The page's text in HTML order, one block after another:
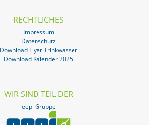
RECHTLICHES
Impressum
Datenschutz
Download Flyer Trinkwasser
Download Kalender 2025
WIR SIND TEIL DER
eepi Gruppe